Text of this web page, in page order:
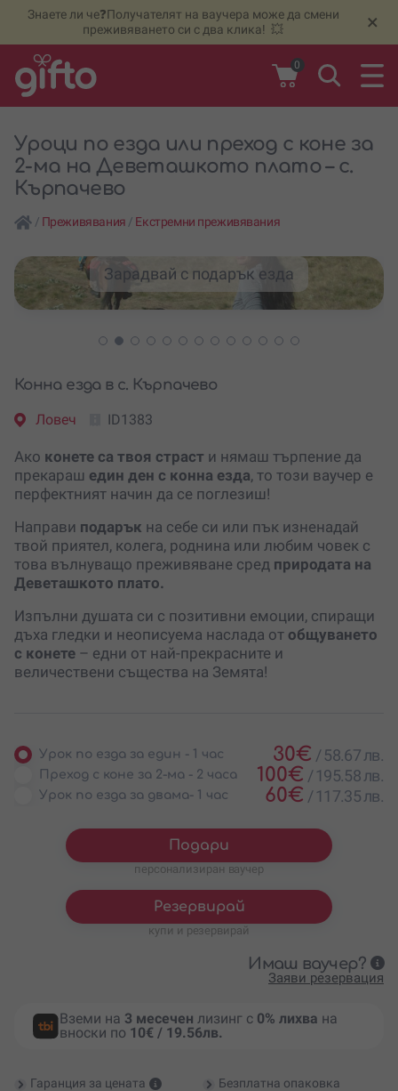
Знаете ли че❓Получателят на ваучера може да смени
преживяването си с два клика! 💥
×
0
Уроци по езда или преход с коне за
2-ма на Деветашкото плато – с.
Кърпачево
/ Преживявания / Екстремни преживявания
Зарадвай с подарък езда
Конна езда в с. Кърпачево
Ловеч ID1383
Ако конете са твоя страст и нямаш търпение да
прекараш един ден с конна езда, то този ваучер е
перфектният начин да се поглезиш!
Направи подарък на себе си или пък изненадай
твой приятел, колега, роднина или любим човек с
това вълнуващо преживяване сред природата на
Деветашкото плато.
Изпълни душата си с позитивни емоции, спиращи
дъха гледки и неописуема наслада от общуването
с конете – едни от най-прекрасните и
величествени същества на Земята!
Урок по езда за един - 1 час 30€ / 58.67 лв.
Преход с коне за 2-ма - 2 часа 100€ /195.58 лв.
Урок по езда за двама- 1 час 60€ /117.35 лв.
Подари
персонализиран ваучер
Резервирай
купи и резервирай
Имаш ваучер?
Заяви резервация
Вземи на 3 месечен лизинг с 0% лихва на
вноски по 10€ / 19.56лв.
Гаранция за цената
Безплатна опаковка